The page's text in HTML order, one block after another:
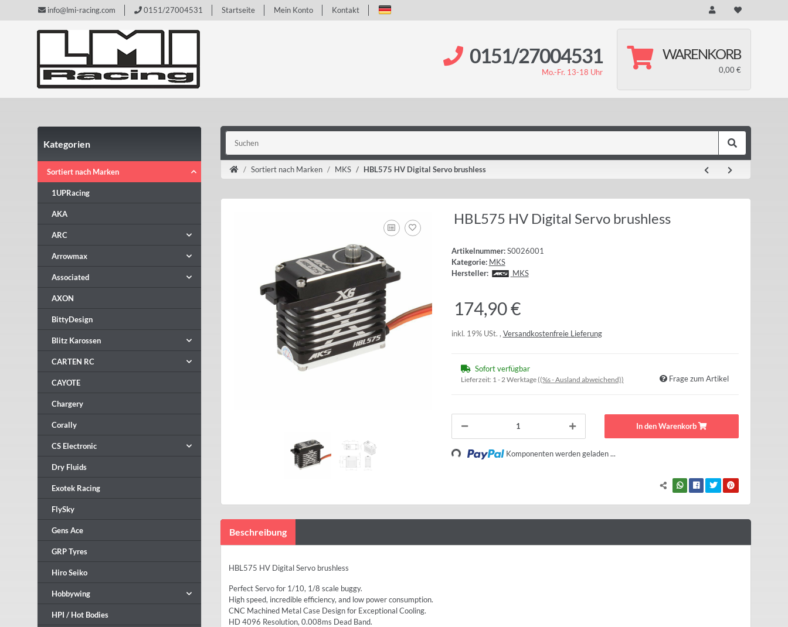
info@lmi-racing.com 0151/27004531 Startseite Mein Konto Kontakt
0151/27004531
Mo.-Fr. 13-18 Uhr
WARENKORB
0,00 €
Sortiert nach Marken MKS HBL575 HV Digital Servo brushless
HBL575 HV Digital Servo brushless
Artikelnummer:S0026001
Kategorie: MKS
Hersteller:
MKS
174,90 €
inkl. 19% USt. , Versandkostenfreie Lieferung
Sofort verfügbar
Lieferzeit: 1 - 2 Werktage((%s - Ausland abweichend)) Frage zum Artikel
In den Warenkorb
Loading... Komponenten werden geladen ...
Beschreibung
HBL575 HV Digital Servo brushless
Perfect Servo for 1/10, 1/8 scale buggy.
High speed, incredible efficiency, and low power consumption.
CNC Machined Metal Case Design for Exceptional Cooling.
HD 4096 Resolution, 0.008ms Dead Band.
Kategorien
Sortiert nach Marken
1UPRacing
AKA
ARC
Arrowmax
Associated
AXON
BittyDesign
Blitz Karossen
CARTEN RC
CAYOTE
Chargery
Corally
CS Electronic
Dry Fluids
Exotek Racing
FlySky
Gens Ace
GRP Tyres
Hiro Seiko
Hobbywing
HPI / Hot Bodies